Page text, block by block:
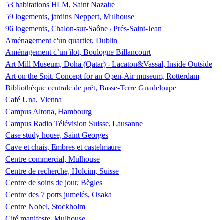
53 habitations HLM, Saint Nazaire
59 logements, jardins Neppert, Mulhouse
96 logements, Chalon-sur-Saône / Prés-Saint-Jean
Aménagement d'un quartier, Dublin
Aménagement d’un îlot, Boulogne Billancourt
Art Mill Museum, Doha (Qatar) - Lacaton&Vassal, Inside Outside
Art on the Spit. Concept for an Open-Air museum, Rotterdam
Bibliothèque centrale de prêt, Basse-Terre Guadeloupe
Café Una, Vienna
Campus Altona, Hambourg
Campus Radio Télévision Suisse, Lausanne
Case study house, Saint Georges
Cave et chais, Embres et castelmaure
Centre commercial, Mulhouse
Centre de recherche, Holcim, Suisse
Centre de soins de jour, Bègles
Centre des 7 ports jumelés, Osaka
Centre Nobel, Stockholm
Cité manifeste, Mulhouse